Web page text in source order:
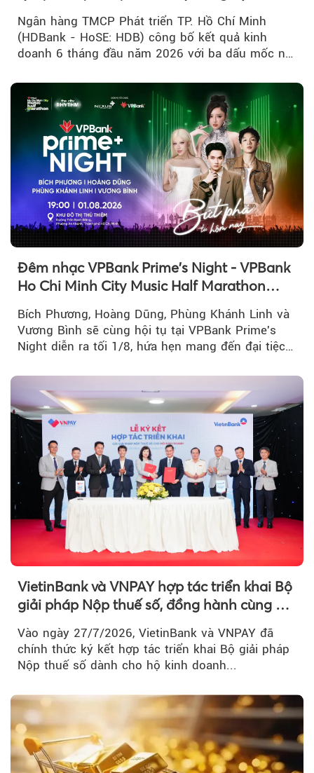
mới trên thị trường vốn quốc tế
Ngân hàng TMCP Phát triển TP. Hồ Chí Minh
(HDBank - HoSE: HDB) công bố kết quả kinh
doanh 6 tháng đầu năm 2026 với ba dấu mốc nổi
Đêm nhạc VPBank Prime's Night - VPBank
Ho Chi Minh City Music Half Marathon
Bích Phương, Hoàng Dũng, Phùng Khánh Linh và
Vương Bình sẽ cùng hội tụ tại VPBank Prime's
Night diễn ra tối 1/8, hứa hẹn mang đến đại tiệc
VietinBank và VNPAY hợp tác triển khai Bộ
giải pháp Nộp thuế số, đồng hành cùng hộ
Vào ngày 27/7/2026, VietinBank và VNPAY đã
chính thức ký kết hợp tác triển khai Bộ giải pháp
Nộp thuế số dành cho hộ kinh doanh...